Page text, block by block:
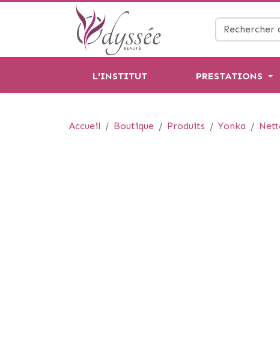
L'INSTITUT PRESTATIONS
Accueil Boutique Produits Yonka